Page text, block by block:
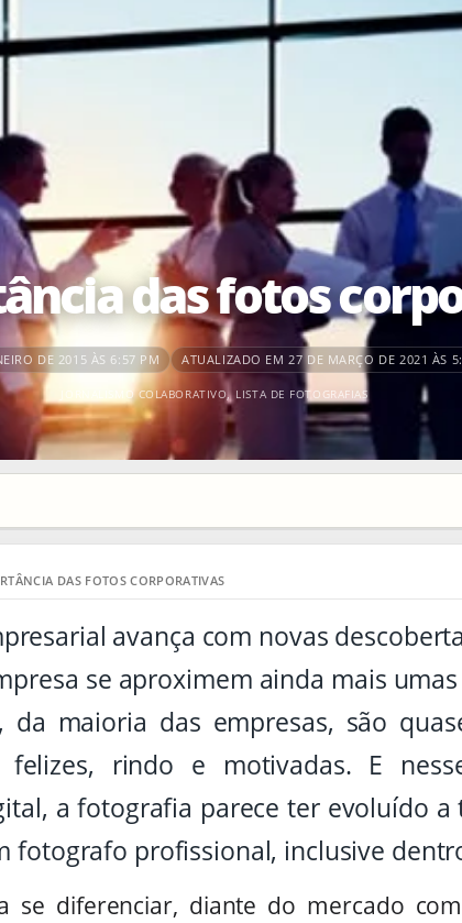
das fotos
DE 2015 ÀS 6:57 PM ATUALIZADO EM 27 DE MARÇO DE 2021 ÀS
JORNALISMO COLABORATIVO, LISTA DE FOTOGRAFIAS
DAS FOTOS CORPORATIVAS
avança com novas
se aproximem ainda mais
da maioria das empresas, são
felizes, rindo e motivadas. E
a fotografia parece ter evoluído
fotografo profissional, inclusive
se diferenciar, diante do mercado